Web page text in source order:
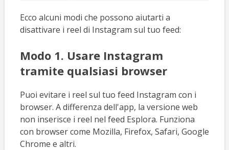
Ecco alcuni modi che possono aiutarti a
disattivare i reel di Instagram sul tuo feed:
Modo 1. Usare Instagram
tramite qualsiasi browser
Puoi evitare i reel sul tuo feed Instagram con i
browser. A differenza dell'app, la versione web
non inserisce i reel nel feed Esplora. Funziona
con browser come Mozilla, Firefox, Safari, Google
Chrome e altri.